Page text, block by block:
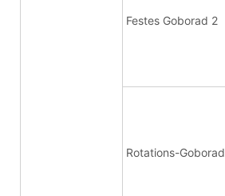
Festes Goborad 2
Rotations-Goborad